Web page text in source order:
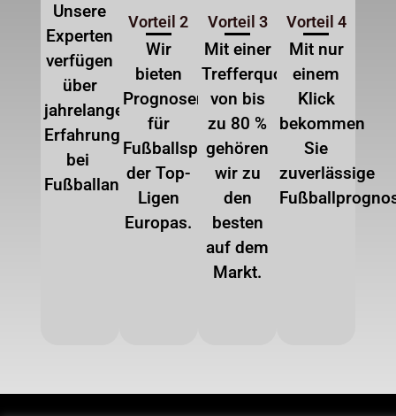
Unsere
Experten
verfügen
über
jahrelange
Erfahrung
bei
Fußballanalysen.
Vorteil 2
Wir
bieten
Prognosen
für
Fußballspiele
der Top-
Ligen
Europas.
Vorteil 3
Mit einer
Trefferquote
von bis
zu 80 %
gehören
wir zu
den
besten
auf dem
Markt.
Vorteil 4
Mit nur
einem
Klick
bekommen
Sie
zuverlässige